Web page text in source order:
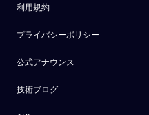
利用規約
プライバシーポリシー
公式アナウンス
技術ブログ